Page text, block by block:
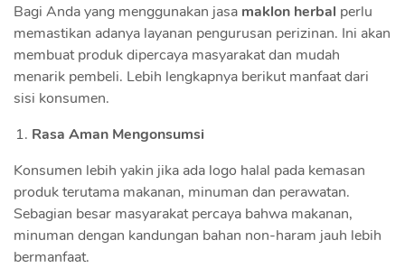
Bagi Anda yang menggunakan jasa maklon herbal perlu
memastikan adanya layanan pengurusan perizinan. Ini akan
membuat produk dipercaya masyarakat dan mudah
menarik pembeli. Lebih lengkapnya berikut manfaat dari
sisi konsumen.
Rasa Aman Mengonsumsi
Konsumen lebih yakin jika ada logo halal pada kemasan
produk terutama makanan, minuman dan perawatan.
Sebagian besar masyarakat percaya bahwa makanan,
minuman dengan kandungan bahan non-haram jauh lebih
bermanfaat.